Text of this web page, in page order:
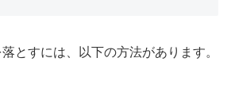
とすには、以下の方法があります。